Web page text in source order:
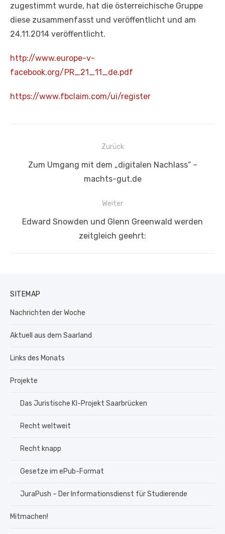
zugestimmt wurde, hat die österreichische Gruppe
diese zusammenfasst und veröffentlicht und am
24.11.2014 veröffentlicht.
http://www.europe-v-
facebook.org/PR_21_11_de.pdf
https://www.fbclaim.com/ui/register
Beitragsnavigation
Zurück
Vorheriger
Zum Umgang mit dem „digitalen Nachlass“ –
machts-gut.de
Weiter
Nächster
Edward Snowden und Glenn Greenwald werden
zeitgleich geehrt:
SITEMAP
Nachrichten der Woche
Aktuell aus dem Saarland
Links des Monats
Projekte
Das Juristische KI-Projekt Saarbrücken
Recht weltweit
Recht knapp
Gesetze im ePub-Format
JuraPush – Der Informationsdienst für Studierende
Mitmachen!